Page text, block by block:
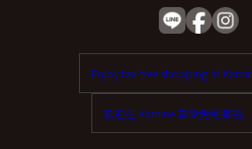
Enjoy tax-free shopping at
歡迎在 Kamine 享受免稅購物。